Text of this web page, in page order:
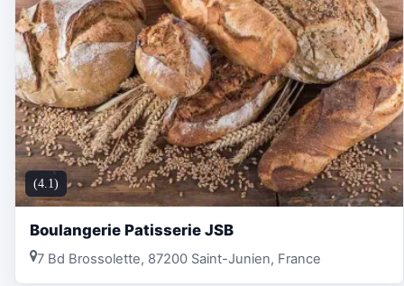
(4.1)
Boulangerie Patisserie JSB
7 Bd Brossolette, 87200 Saint-Junien, France